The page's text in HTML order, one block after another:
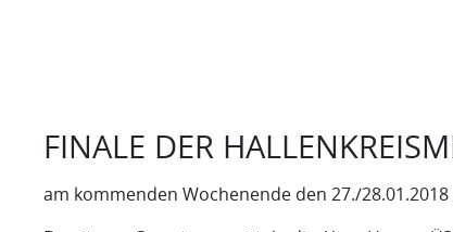
FINALE DER
am kommenden Wochenende den 27./